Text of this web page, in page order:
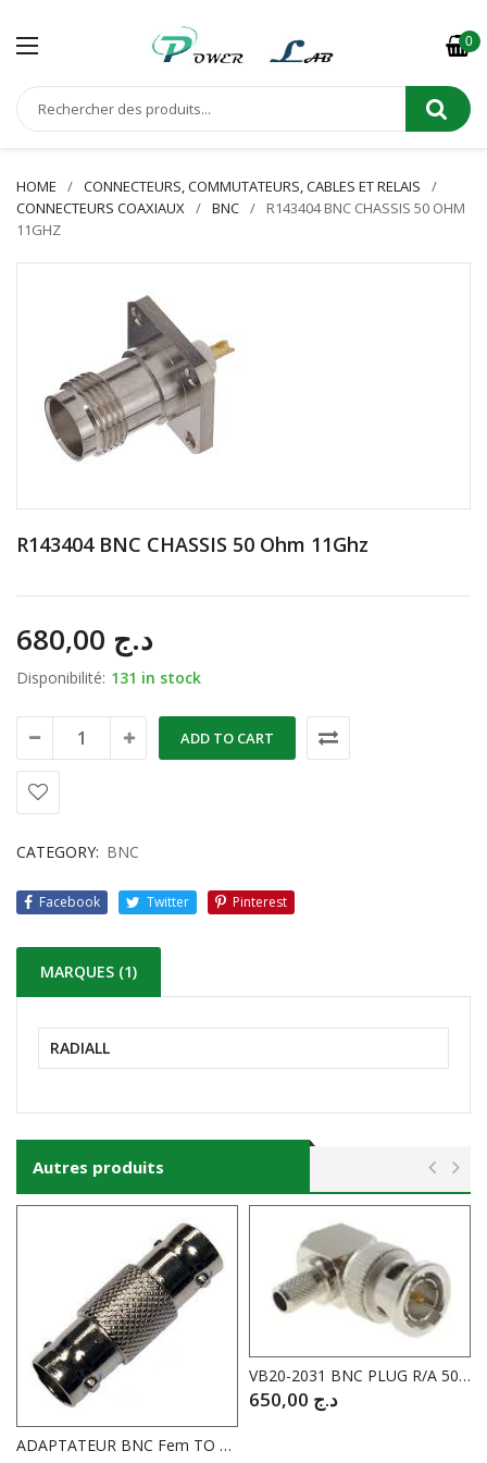
0
HOME
CONNECTEURS, COMMUTATEURS, CABLES ET RELAIS
CONNECTEURS COAXIAUX
BNC
R143404 BNC CHASSIS 50 OHM
11GHZ
R143404 BNC CHASSIS 50 Ohm 11Ghz
د.ج
Disponibilité: 131 in stock
ADD TO CART
CATEGORY: BNC
Facebook Twitter Pinterest
MARQUES (1)
RADIALL
Autres produits
ADAPTATEUR BNC Fem TO BNC Fem ECONOMIQUE
VB20-2031 BNC PLUG R/A 50 OHM SOLDER
د.ج